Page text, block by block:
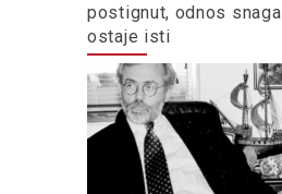
postignut, odnos snaga
ostaje isti